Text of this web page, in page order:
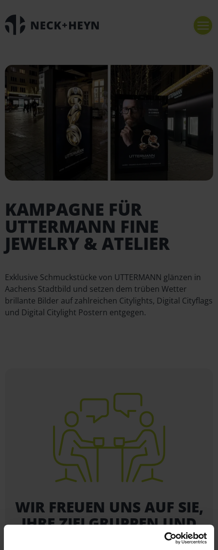
KAMPAGNE FÜR
UTTERMANN FINE
JEWELRY & ATELIER
Exklusive Schmuckstücke von UTTERMANN glänzen in
Aachens Stadtbild und setzen dem trüben Wetter
brillante Bilder auf zahlreichen Citylights, Digital Cityflags
und Digital Citylight Postern entgegen.
WIR FREUEN UNS AUF SIE,
IHRE ZIELGRUPPEN UND
AUF IHR PROJEKT!